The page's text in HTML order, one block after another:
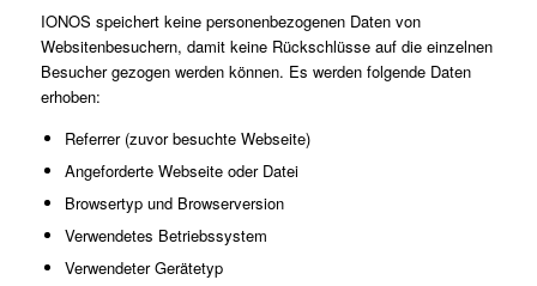
IONOS speichert keine personenbezogenen Daten von
Websitenbesuchern, damit keine Rückschlüsse auf die einzelnen
Besucher gezogen werden können. Es werden folgende Daten
erhoben:
Referrer (zuvor besuchte Webseite)
Angeforderte Webseite oder Datei
Browsertyp und Browserversion
Verwendetes Betriebssystem
Verwendeter Gerätetyp